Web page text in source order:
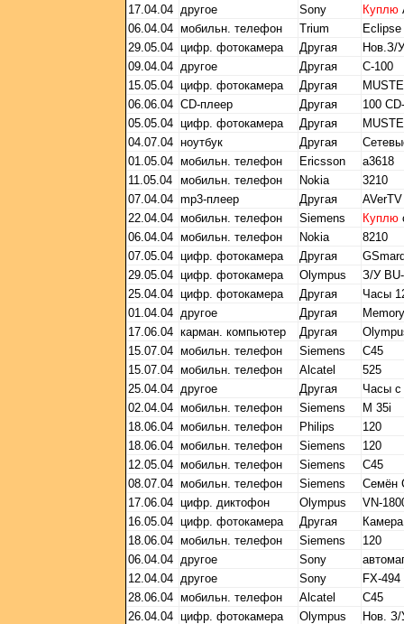
17.04.04 другое Sony Куплю
06.04.04 мобильн. телефон Trium
Eclipse
29.05.04 цифр. фотокамера Другая
Нов.З/
09.04.04 другое Другая
C-100
15.05.04 цифр. фотокамера Другая
06.06.04 CD-плеер Другая
100
05.05.04 цифр. фотокамера Другая
04.07.04 ноутбук Другая
01.05.04 мобильн. телефон Ericsson
а3618
11.05.04 мобильн. телефон Nokia
3210
07.04.04 mp3-плеер Другая
22.04.04 мобильн. телефон Siemens Куплю
06.04.04 мобильн. телефон Nokia
8210
07.05.04 цифр. фотокамера Другая
29.05.04 цифр. фотокамера Olympus
З/У
25.04.04 цифр. фотокамера Другая
Часы
01.04.04 другое Другая
17.06.04 карман. компьютер Другая
15.07.04 мобильн. телефон Siemens
C45
15.07.04 мобильн. телефон Alcatel
525
25.04.04 другое Другая
Часы с
02.04.04 мобильн. телефон Siemens
M 35i
18.06.04 мобильн. телефон Philips
120
18.06.04 мобильн. телефон Siemens
120
12.05.04 мобильн. телефон Siemens
C45
08.07.04 мобильн. телефон Siemens
Семён
17.06.04 цифр. диктофон Olympus
VN-
16.05.04 цифр. фотокамера Другая
18.06.04 мобильн. телефон Siemens
120
06.04.04 другое Sony
12.04.04 другое Sony
FX-494
28.06.04 мобильн. телефон Alcatel
С45
26.04.04 цифр. фотокамера Olympus
Нов.